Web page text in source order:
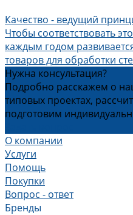
Качество - ведущий
Чтобы соответствовать
каждым годом
товаров для обработки
Нужна консультация?
Подробно расскажем о
типовых проектах,
подготовим
О компании
Услуги
Помощь
Покупки
Вопрос - ответ
Бренды